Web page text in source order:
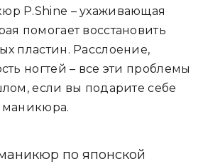
P.Shine – ухаживающая
помогает восстановить
пластин. Расслоение,
ногтей – все эти проблемы
если вы подарите себе
маникюра.
по японской